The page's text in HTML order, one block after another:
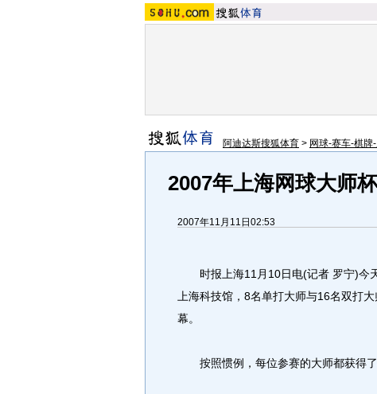
阿迪达斯搜狐体育 > 网球-赛车-棋牌
2007年上海网球大师
2007年11月11日02:53
时报上海11月10日电(记者 罗宁)今
上海科技馆，8名单打大师与16名双打
幕。
按照惯例，每位参赛的大师都获得了